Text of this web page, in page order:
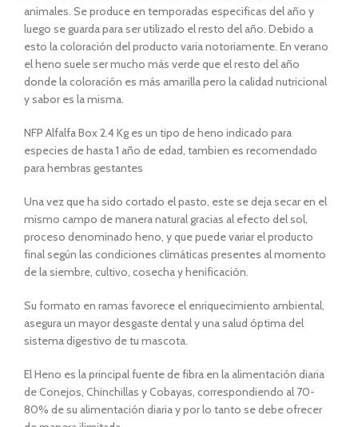
animales. Se produce en temporadas especificas del año y
luego se guarda para ser utilizado el resto del año. Debido a
esto la coloración del producto varia notoriamente. En verano
el heno suele ser mucho más verde que el resto del año
donde la coloración es más amarilla pero la calidad nutricional
y sabor es la misma.
NFP Alfalfa Box 2.4 Kg es un tipo de heno indicado para
especies de hasta 1 año de edad, tambien es recomendado
para hembras gestantes
Una vez que ha sido cortado el pasto, este se deja secar en el
mismo campo de manera natural gracias al efecto del sol,
proceso denominado heno, y que puede variar el producto
final según las condiciones climáticas presentes al momento
de la siembre, cultivo, cosecha y henificación.
Su formato en ramas favorece el enriquecimiento ambiental,
asegura un mayor desgaste dental y una salud óptima del
sistema digestivo de tu mascota.
El Heno es la principal fuente de fibra en la alimentación diaria
de Conejos, Chinchillas y Cobayas, correspondiendo al 70-
80% de su alimentación diaria y por lo tanto se debe ofrecer